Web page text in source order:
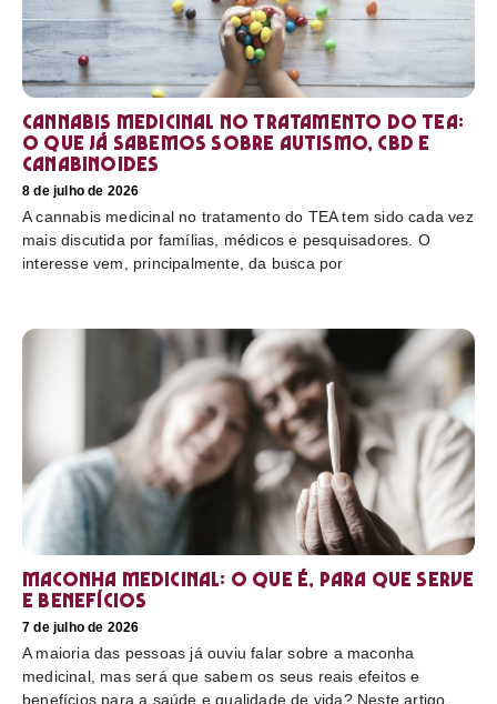
Cannabis medicinal no tratamento do TEA:
o que já sabemos sobre autismo, CBD e
canabinoides
8 de julho de 2026
A cannabis medicinal no tratamento do TEA tem sido cada vez
mais discutida por famílias, médicos e pesquisadores. O
interesse vem, principalmente, da busca por
Maconha medicinal: O que é, para que serve
e benefícios
7 de julho de 2026
A maioria das pessoas já ouviu falar sobre a maconha
medicinal, mas será que sabem os seus reais efeitos e
benefícios para a saúde e qualidade de vida? Neste artigo,